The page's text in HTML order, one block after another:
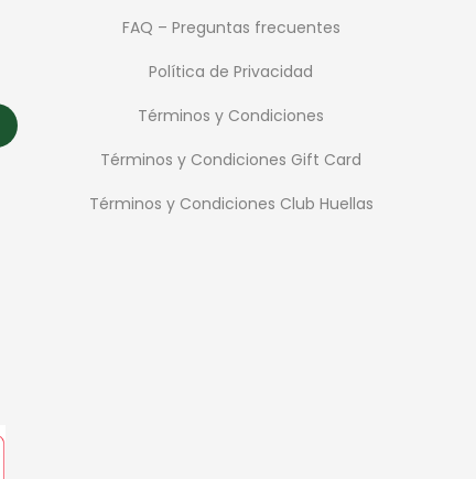
FAQ – Preguntas frecuentes
Política de Privacidad
Términos y Condiciones
Términos y Condiciones Gift Card
Términos y Condiciones Club Huellas